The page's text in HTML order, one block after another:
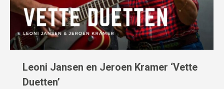
Leoni Jansen en Jeroen Kramer ‘Vette
Duetten’